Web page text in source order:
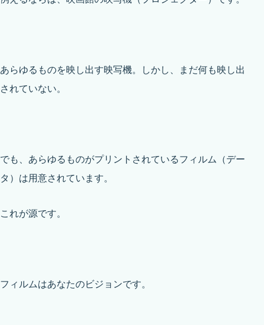
あらゆるものを映し出す映写機。しかし、まだ何も映し出
されていない。
でも、あらゆるものがプリントされているフィルム（デー
タ）は用意されています。
これが源です。
フィルムはあなたのビジョンです。